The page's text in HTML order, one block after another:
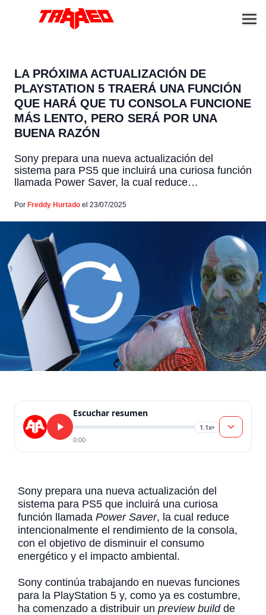
LA PRÓXIMA ACTUALIZACIÓN DE
PLAYSTATION 5 TRAERÁ UNA FUNCIÓN
QUE HARÁ QUE TU CONSOLA FUNCIONE
MÁS LENTO, PERO SERÁ POR UNA
BUENA RAZÓN
Sony prepara una nueva actualización del
sistema para PS5 que incluirá una curiosa función
llamada Power Saver, la cual reduce
con el objetivo de disminuir el consumo
trabajando en nuevas funciones para la
PlayStation 5 y, como ya es costumbre, ha
comenzado […]
Por Freddy Hurtado el 23/07/2025
Escuchar resumen
1.1x▾
0:00
Sony prepara una nueva actualización del
sistema para PS5 que incluirá una curiosa
función llamada Power Saver, la cual reduce
intencionalmente el rendimiento de la consola,
con el objetivo de disminuir el consumo
energético y el impacto ambiental.
Sony continúa trabajando en nuevas funciones
para la PlayStation 5 y, como ya es costumbre,
ha comenzado a distribuir un preview buildde